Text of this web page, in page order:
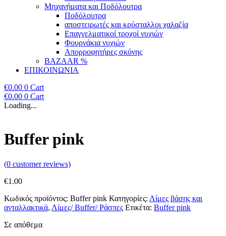
Μηχανήματα και Ποδόλουτρα
Ποδόλουτρα
αποστειρωτές και κρύσταλλοι χαλαζία
Επαγγελματικοί τροχοί νυχιών
Φουρνάκια νυχιών
Απορροφητήρες σκόνης
BAZAAR %
ΕΠΙΚΟΙΝΩΝΙΑ
€0.00 0 Cart
€0.00 0 Cart
Loading...
Buffer pink
(0 customer reviews)
€1.00
Κωδικός προϊόντος: Buffer pink Κατηγορίες: Λίμες βάσης και
ανταλλακτικά, Λίμες/ Buffer/ Ράσπες Ετικέτα: Buffer pink
Σε απόθεμα